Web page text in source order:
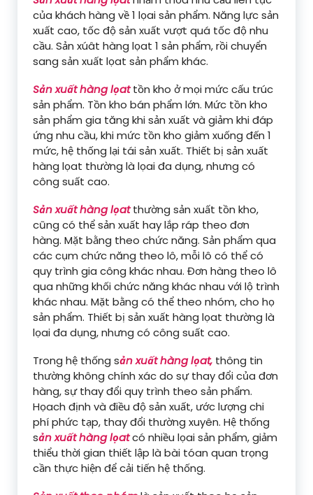
của khách hàng về 1 lọai sản phẩm. Năng lực sản
xuất cao, tốc độ sản xuất vượt quá tốc độ nhu
cầu. Sản xúât hàng lọat 1 sản phẩm, rồi chuyển
sang sản xuất lọat sản phẩm khác.
Sản xuất hàng lọattồn kho ở mọi mức cấu trúc
sản phẩm. Tồn kho bán phẩm lớn. Mức tồn kho
sản phẩm gia tăng khi sản xuất và giảm khi đáp
ứng nhu cầu, khi mức tồn kho giảm xuống đến 1
mức, hệ thống lại tái sản xuất. Thiết bị sản xuất
hàng lọat thường là lọai đa dụng, nhưng có
công suất cao.
Sản xuất hàng lọatthường sản xuất tồn kho,
cũng có thể sản xuất hay lắp ráp theo đơn
hàng. Mặt bằng theo chức năng. Sản phẩm qua
các cụm chức năng theo lô, mỗi lô có thể có
quy trình gia công khác nhau. Đơn hàng theo lô
qua những khối chức năng khác nhau với lộ trình
khác nhau. Mặt bằng có thể theo nhóm, cho họ
sản phẩm. Thiết bị sản xuất hàng lọat thường là
lọai đa dụng, nhưng có công suất cao.
Trong hệ thống sản xuất hàng lọat, thông tin
thường không chính xác do sự thay đổi của đơn
hàng, sự thay đổi quy trình theo sản phẩm.
Họach định và điều độ sản xuất, ước lượng chi
phí phức tạp, thay đổi thường xuyên. Hệ thống
sản xuất hàng lọatcó nhiều lọai sản phẩm, giảm
thiểu thời gian thiết lập là bài tóan quan trọng
cần thực hiện để cải tiến hệ thống.